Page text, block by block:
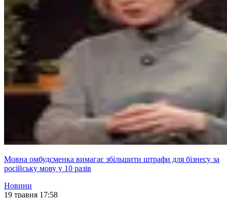
Мовна омбудсменка вимагає збільшити штрафи для бізнесу за
російську мову у 10 разів
Новини
19 травня 17:58